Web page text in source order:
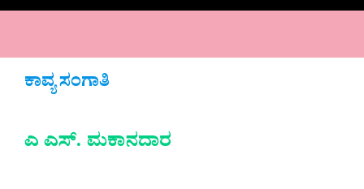
ಕಾವ್ಯ ಸಂಗಾತಿ
ಎ ಎಸ್. ಮಕಾನದಾರ